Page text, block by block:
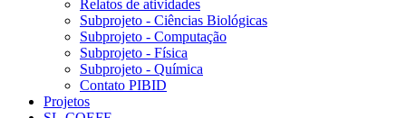
Relatos de atividades
Subprojeto - Ciências Biológicas
Subprojeto - Computação
Subprojeto - Física
Subprojeto - Química
Contato PIBID
Projetos